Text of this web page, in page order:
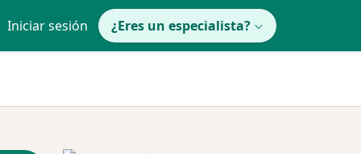
Iniciar sesión ¿Eres un especialista?